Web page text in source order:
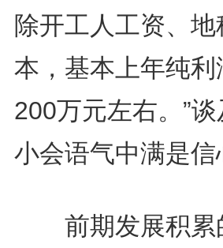
除开工人工资、
本，基本上年纯
200万元左右。”
小会语气中满是信
前期发展积累